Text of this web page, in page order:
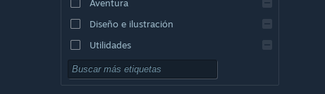
Aventura
Diseño e ilustración
Utilidades
Free to Play